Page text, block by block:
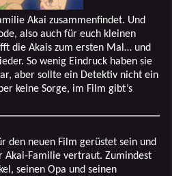
Akai zusammenfindet. Und
also auch für euch kleinen
die Akais zum ersten Mal… und
So wenig Eindruck haben sie
aber sollte ein Detektiv nicht ein
keine Sorge, im Film gibt’s
den neuen Film gerüstet sein und
Familie vertraut. Zumindest
seinen Opa und seinen